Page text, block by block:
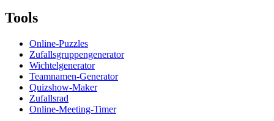
Tools
Online-Puzzles
Zufallsgruppengenerator
Wichtelgenerator
Teamnamen-Generator
Quizshow-Maker
Zufallsrad
Online-Meeting-Timer